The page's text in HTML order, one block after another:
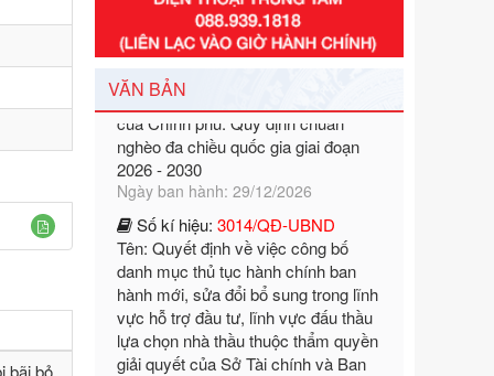
bãi bỏ
VĂN BẢN
Số kí hiệu:351/2025/NĐ-CP
Tên: Nghị định số 351/2025/NĐ-CP
của Chính phủ: Quy định chuẩn
nghèo đa chiều quốc gia giai đoạn
2026 - 2030
Ngày ban hành: 29/12/2026
Số kí hiệu:3014/QĐ-UBND
Tên: Quyết định về việc công bố
danh mục thủ tục hành chính ban
hành mới, sửa đổi bổ sung trong lĩnh
vực hỗ trợ đầu tư, lĩnh vực đấu thầu
lựa chọn nhà thầu thuộc thẩm quyền
giải quyết của Sở Tài chính và Ban
Quản lý Khu kinh tế Đông Nam
Nghệ An
Ngày ban hành: 23/09/2026